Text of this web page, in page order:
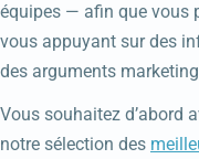
équipes — afin que vous
vous appuyant sur des
des arguments
Vous souhaitez d’abord
notre sélection des